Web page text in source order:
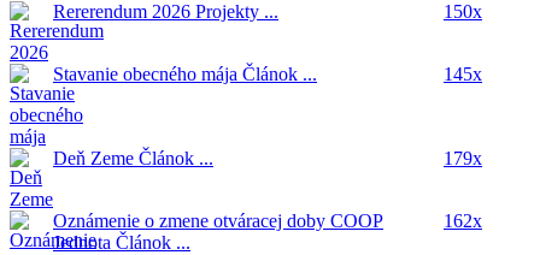
Rererendum 2026 Projekty ... 150x
Stavanie obecného mája Článok ... 145x
Deň Zeme Článok ... 179x
Oznámenie o zmene otváracej doby COOP
Jednota Článok ...
162x